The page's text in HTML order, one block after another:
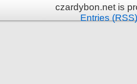
czardybon.net is
Entries (RSS)